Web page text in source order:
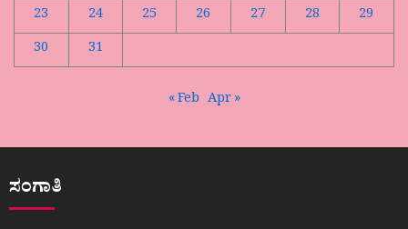
23
24 25 26 27 28
29
30
31
« Feb Apr »
ಸಂಗಾತಿ